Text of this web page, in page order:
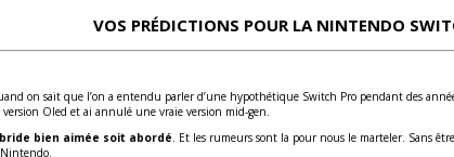
VOS PRÉDICTIONS POUR LA NINTENDO
on sait que l’on a entendu parler d’une hypothétique Switch Pro pendant des
Oled et ai annulé une vraie version mid-gen.
bien aimée soit abordé . Et les rumeurs sont la pour nous le marteler. Sans